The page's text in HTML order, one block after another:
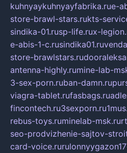
kuhnyaykuhnyayfabrika.rue-
store-brawl-stars.rukts-
sindika-01.rusp-life.rux-
e-abis-1-c.rusindika01.ru
store-brawlstars.ru
antenna-highly.rumine-lab-
3-sex-porn.ruban-damn.ru
viagra-tablet.rufasbags.ru
fincontech.ru3sexporn.ru
rebus-toys.ruminelab-msk.ru
seo-prodvizhenie-sajtov-
card-voice.ru